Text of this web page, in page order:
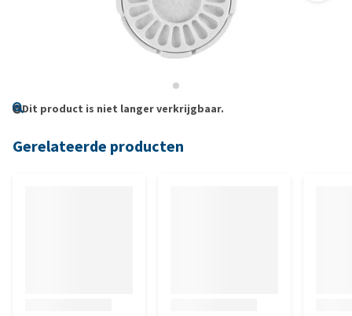
Dit product is niet langer verkrijgbaar.
Gerelateerde producten